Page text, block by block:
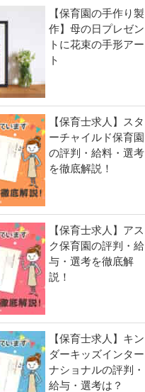
【保育園の手作り製
作】母の日プレゼン
トに花束の手形アー
ト
【保育士求人】スタ
ーチャイルド保育園
の評判・給料・選考
を徹底解説！
【保育士求人】アス
ク保育園の評判・給
与・選考を徹底解
説！
【保育士求人】キン
ダーキッズインター
ナショナルの評判・
給与・選考は？